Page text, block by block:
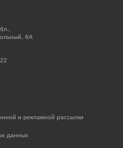
данных
и рекламной рассылки
6А